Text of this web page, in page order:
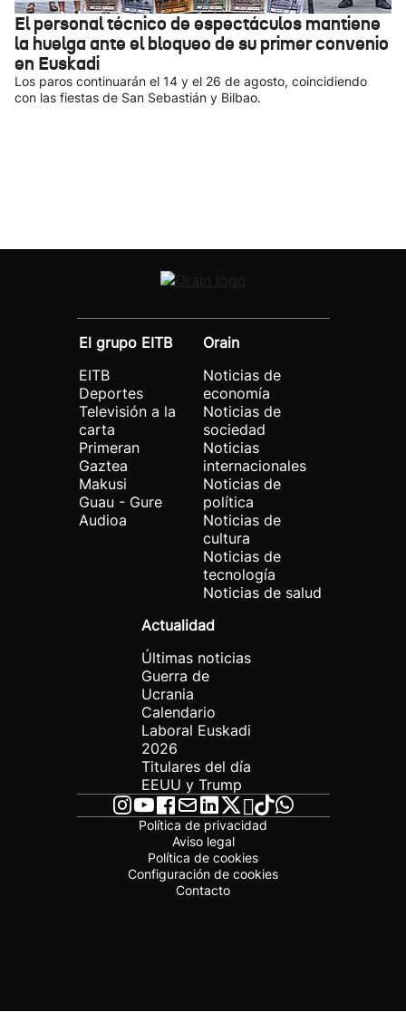
El personal técnico de espectáculos mantiene
la huelga ante el bloqueo de su primer convenio
en Euskadi
Los paros continuarán el 14 y el 26 de agosto, coincidiendo
con las fiestas de San Sebastián y Bilbao.
El grupo EITB
EITB
Deportes
Televisión a la
carta
Primeran
Gaztea
Makusi
Guau - Gure
Audioa
Orain
Noticias de
economía
Noticias de
sociedad
Noticias
internacionales
Noticias de
política
Noticias de
cultura
Noticias de
tecnología
Noticias de salud
Actualidad
Últimas noticias
Guerra de
Ucrania
Calendario
Laboral Euskadi
2026
Titulares del día
EEUU y Trump
Política de privacidad
Aviso legal
Política de cookies
Configuración de cookies
Contacto